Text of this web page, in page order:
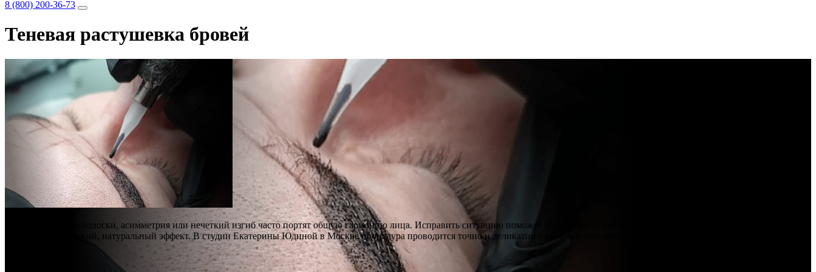
8 (800) 200-36-73
Теневая растушевка бровей
Светлые и редкие волоски, асимметрия или нечеткий изгиб часто портят общую гармонию лица. Исправить ситуацию поможет теневая растушевка, выполняемая опытным специалистом.
Метод создает мягкий, натуральный эффект. В студии Екатерины Юдиной в Москве процедура проводится точно и деликатно с учетом анатомии и предпочтений клиента.